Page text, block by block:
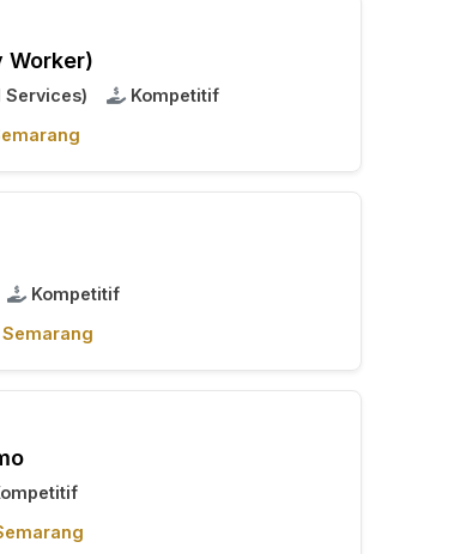
Worker)
Services)
Kompetitif
Kompetitif
Semarang